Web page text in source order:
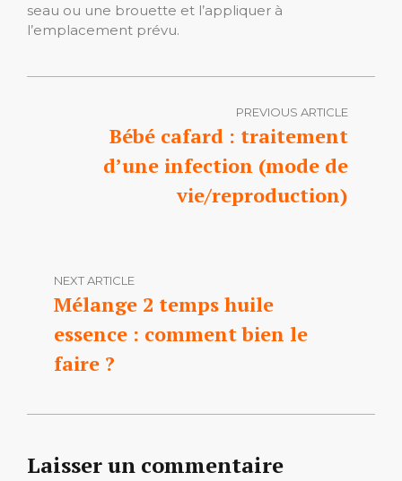
seau ou une brouette et l’appliquer à
l’emplacement prévu.
PREVIOUS ARTICLE
Bébé cafard : traitement
d’une infection (mode de
vie/reproduction)
NEXT ARTICLE
Mélange 2 temps huile
essence : comment bien le
faire ?
Laisser un commentaire